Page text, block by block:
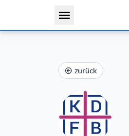
zurück